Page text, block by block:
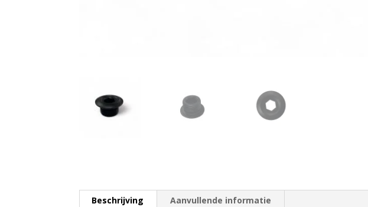
Beschrijving Aanvullende informatie